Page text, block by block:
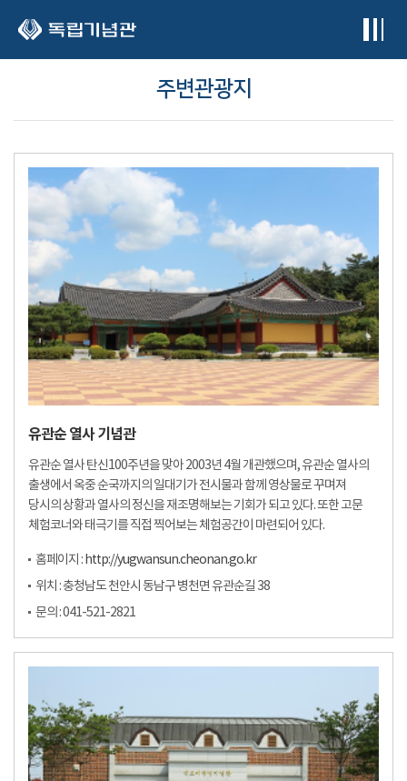
주변관광지
유관순 열사 기념관
유관순 열사 탄신100주년을 맞아 2003년 4월 개관했으며, 유관순 열사의
출생에서 옥중 순국까지의 일대기가 전시물과 함께 영상물로 꾸며져
당시의 상황과 열사의 정신을 재조명해보는 기회가 되고 있다. 또한 고문
체험코너와 태극기를 직접 찍어보는 체험공간이 마련되어 있다.
홈페이지 : http://yugwansun.cheonan.go.kr
위치 : 충청남도 천안시 동남구 병천면 유관순길 38
문의 : 041-521-2821